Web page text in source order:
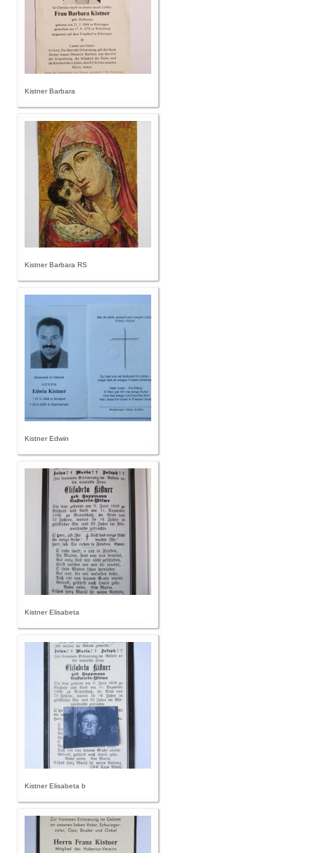
Kistner Barbara
Kistner Barbara RS
Kistner Edwin
Kistner Elisabeta
Kistner Elisabeta b